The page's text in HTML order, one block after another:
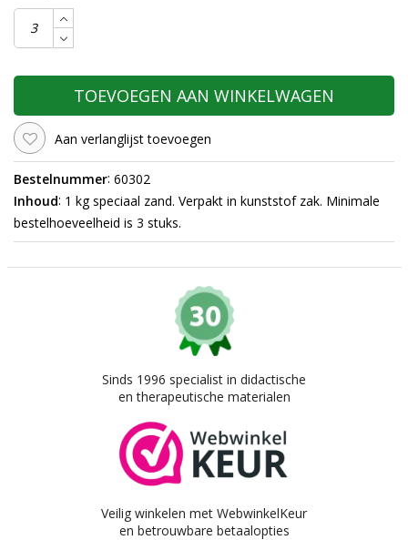
TOEVOEGEN AAN WINKELWAGEN
Aan verlanglijst toevoegen
Bestelnummer: 60302
Inhoud: 1 kg speciaal zand. Verpakt in kunststof zak. Minimale
bestelhoeveelheid is 3 stuks.
Sinds 1996 specialist in didactische
en therapeutische materialen
Veilig winkelen met WebwinkelKeur
en betrouwbare betaalopties